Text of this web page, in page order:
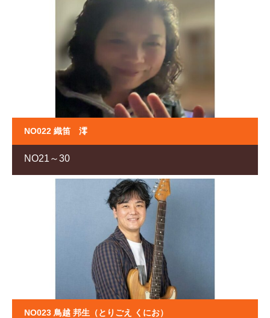
NO022 織笛 澪
NO21～30
NO023 鳥越 邦生（とりごえ くにお）